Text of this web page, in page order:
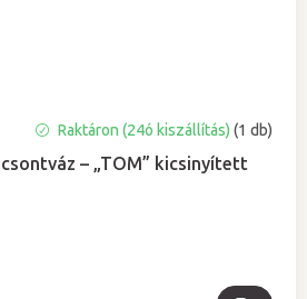
csontváz – „TOM” kicsinyített
Raktáron (24ó kiszállítás) (1 db)